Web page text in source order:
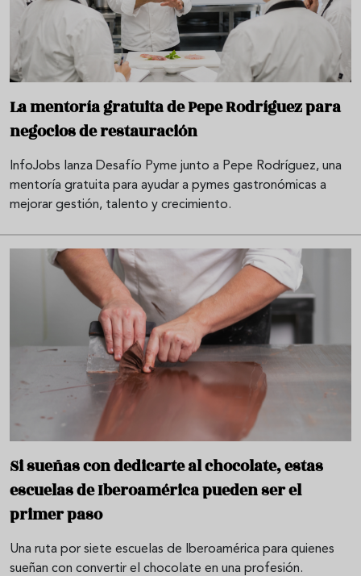
La mentoría gratuita de Pepe Rodríguez para
negocios de restauración
InfoJobs lanza Desafío Pyme junto a Pepe Rodríguez, una
mentoría gratuita para ayudar a pymes gastronómicas a
mejorar gestión, talento y crecimiento.
Si sueñas con dedicarte al chocolate, estas
escuelas de Iberoamérica pueden ser el
primer paso
Una ruta por siete escuelas de Iberoamérica para quienes
sueñan con convertir el chocolate en una profesión.